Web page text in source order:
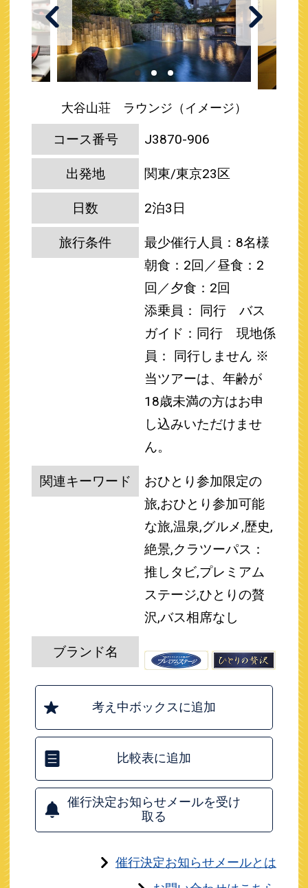
大谷山荘 ラウンジ（イメージ）
コース番号 J3870-906
出発地 関東/東京23区
日数 2泊3日
旅行条件
最少催行人員：8名様
朝食：2回／昼食：2
回／夕食：2回
添乗員： 同行 バス
ガイド：同行
現地係
員： 同行しません ※
当ツアーは、年齢が
18歳未満の方はお申
し込みいただけませ
ん。
関連キーワード
おひとり参加限定の
旅,おひとり参加可能
な旅,温泉,グルメ,歴史,
絶景,クラツーパス：
推しタビ,プレミアム
ステージ,ひとりの贅
沢,バス相席なし
ブランド名
考え中ボックスに追加
比較表に追加
催行決定お知らせメールを受け
取る
催行決定お知らせメールとは